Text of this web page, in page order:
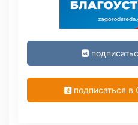
подписаться в